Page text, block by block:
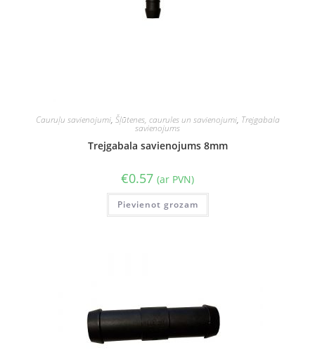
Cauruļu savienojumi, Šļūtenes, caurules un savienojumi, Trejgabala
savienojums
Trejgabala savienojums 8mm
€0.57 (ar PVN)
Pievienot grozam